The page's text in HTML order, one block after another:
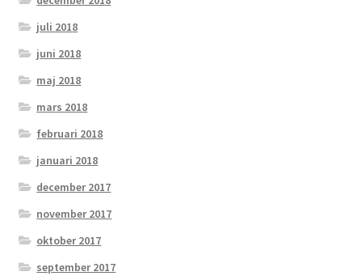
juli 2018
juni 2018
maj 2018
mars 2018
februari 2018
januari 2018
december 2017
november 2017
oktober 2017
september 2017